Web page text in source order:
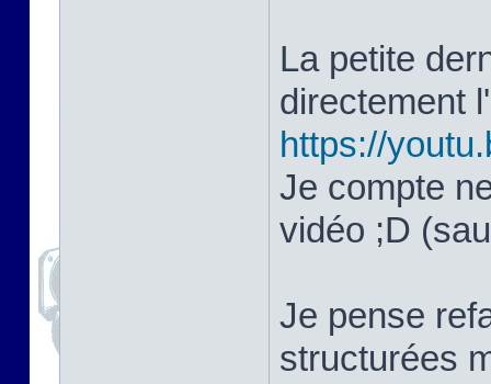
La petite
directement
https://
Je compte
vidéo ;D
Je pense
structurées